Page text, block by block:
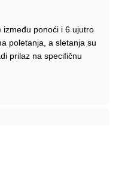
između ponoći i 6 ujutro
poletanja, a sletanja su
prilaz na specifičnu